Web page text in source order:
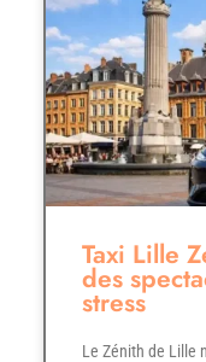
Taxi Lille
des
stress
Le Zénith de Lille